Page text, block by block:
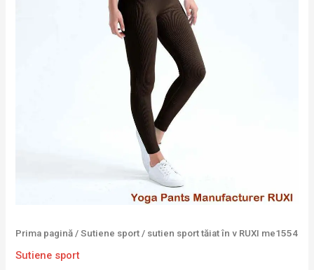
Prima pagină /Sutiene sport / sutien sport tăiat în v RUXI me1554
Sutiene sport